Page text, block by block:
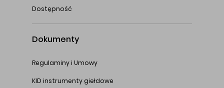
Dostępność
Dokumenty
Regulaminy i Umowy
KID instrumenty giełdowe